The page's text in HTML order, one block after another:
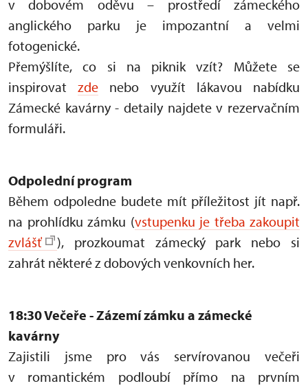
v dobovém oděvu – prostředí zámeckého
anglického parku je impozantní a velmi
fotogenické.
Přemýšlíte, co si na piknik vzít? Můžete se
inspirovatzde nebo využít lákavou nabídku
Zámecké kavárny - detaily najdete v rezervačním
formuláři.
Odpolední program
Během odpoledne budete mít příležitost jít např.
na prohlídku zámku (vstupenku je třeba zakoupit
zvlášť
), prozkoumat zámecký park nebo si
zahrát některé z dobových venkovních her.
18:30 Večeře - Zázemí zámku a zámecké
kavárny
Zajistili jsme pro vás servírovanou večeři
v romantickém podloubí přímo na prvním